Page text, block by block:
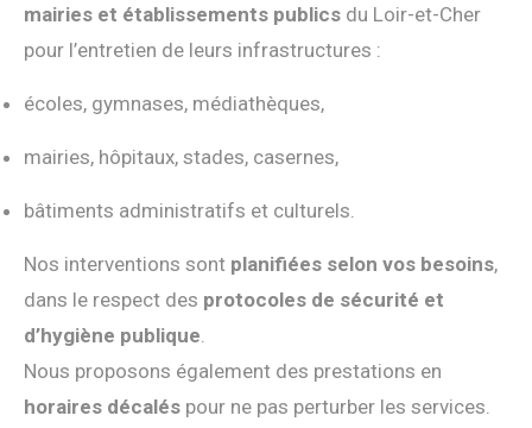
mairies et établissements publics du Loir-et-Cher
pour l’entretien de leurs infrastructures :
écoles, gymnases, médiathèques,
mairies, hôpitaux, stades, casernes,
bâtiments administratifs et culturels.
Nos interventions sont planifiées selon vos besoins,
dans le respect des protocoles de sécurité et
d’hygiène publique
Nous proposons également des prestations en
horaires décalés pour ne pas perturber les services.